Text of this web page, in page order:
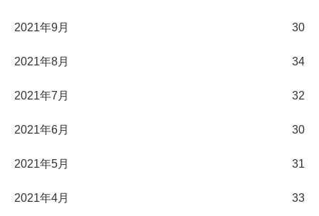
2021年9月 30
2021年8月 34
2021年7月 32
2021年6月 30
2021年5月 31
2021年4月 33